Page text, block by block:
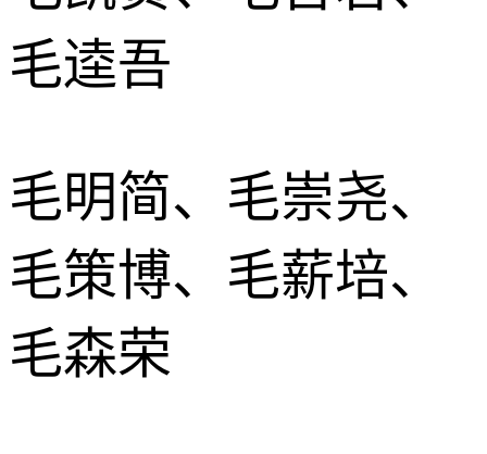
毛逵吾
毛明简、毛崇尧、
毛策博、毛薪培、
毛森荣